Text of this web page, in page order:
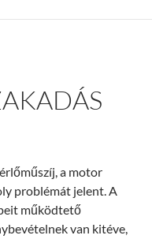
a motor
problémát jelent. A
működtető
van kitéve,